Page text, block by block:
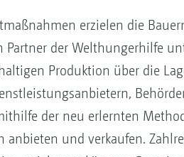
erzielen die
Partner der Welthungerhilfe
Produktion über die
der neu erlernten
und verkaufen.